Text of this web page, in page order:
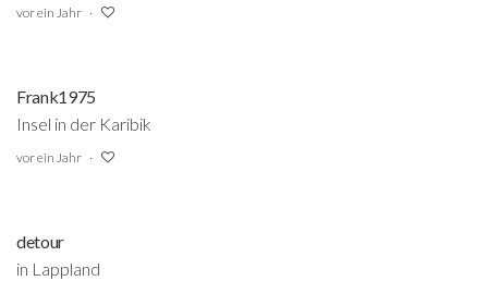
vor ein Jahr
Frank1975
Insel in der Karibik
vor ein Jahr
detour
in Lappland